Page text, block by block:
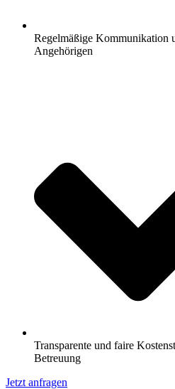
Regelmäßige Kommunikation
Angehörigen
Transparente und faire
Betreuung
Jetzt anfragen